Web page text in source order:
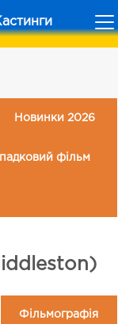
Новинки 2026
фільм
Фільмографія